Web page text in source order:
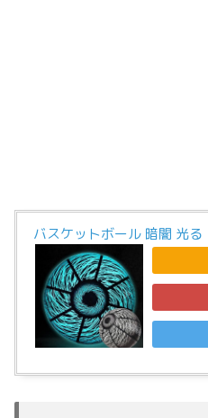
バスケットボール 暗闇 光る